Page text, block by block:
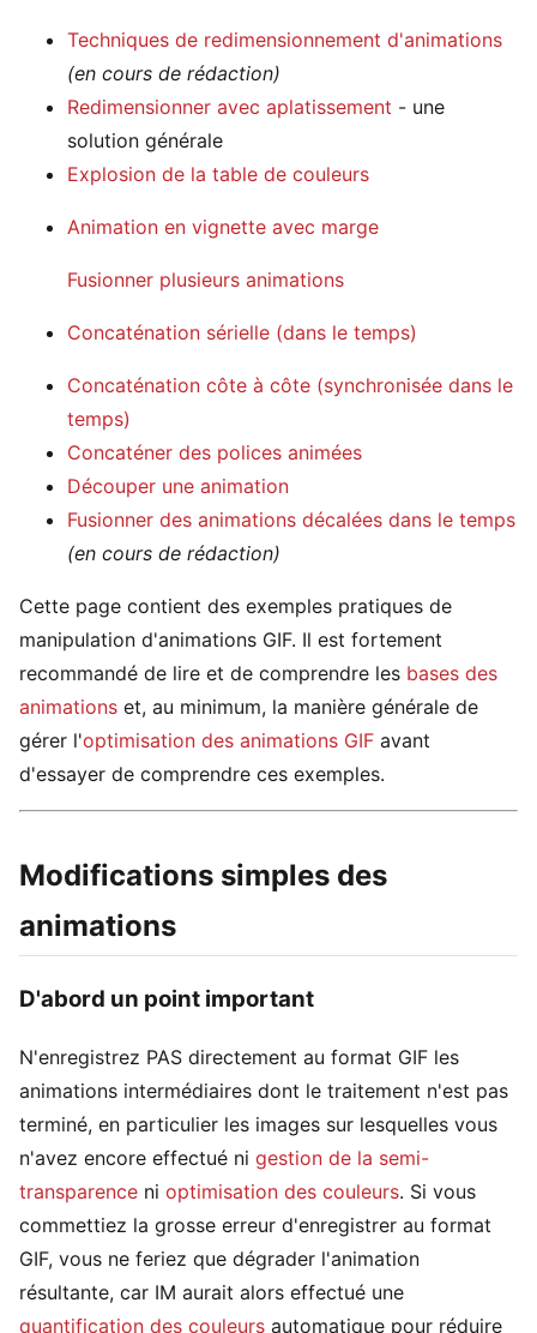
Techniques de redimensionnement d'animations
(en cours de rédaction)
Redimensionner avec aplatissement - une
solution générale
Explosion de la table de couleurs
Animation en vignette avec marge
Fusionner plusieurs animations
Concaténation sérielle (dans le temps)
Concaténation côte à côte (synchronisée dans le
temps)
Concaténer des polices animées
Découper une animation
Fusionner des animations décalées dans le temps
(en cours de rédaction)
Cette page contient des exemples pratiques de
manipulation d'animations GIF. Il est fortement
recommandé de lire et de comprendre les bases des
animations et, au minimum, la manière générale de
gérer l'optimisation des animations GIF avant
d'essayer de comprendre ces exemples.
Modifications simples des
animations
D'abord un point important
N'enregistrez PAS directement au format GIF les
animations intermédiaires dont le traitement n'est pas
terminé, en particulier les images sur lesquelles vous
n'avez encore effectué ni gestion de la semi-
transparence ni optimisation des couleurs. Si vous
commettiez la grosse erreur d'enregistrer au format
GIF, vous ne feriez que dégrader l'animation
résultante, car IM aurait alors effectué une
quantification des couleurs automatique pour réduire